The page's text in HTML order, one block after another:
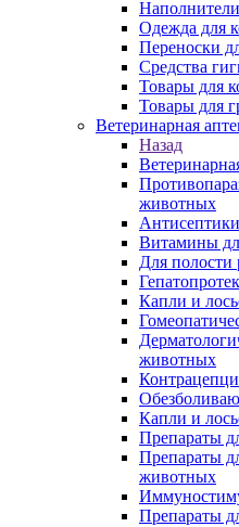
Одежда для
Переноски
Средства
Товары для
Товары для
Ветеринарная
Назад
животных
Витамины
Для
Капли и
животных
Капли и
Препараты
Препараты
животных
Препараты